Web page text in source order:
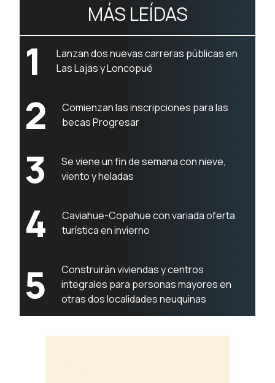
MÁS LEÍDAS
1
Lanzan dos nuevas carreras públicas en
Las Lajas y Loncopué
2
Comienzan las inscripciones para las
becas Progresar
3
Se viene un fin de semana con nieve,
viento y heladas
4
Caviahue-Copahue con variada oferta
turística en invierno
5
Construirán viviendas y centros
integrales para personas mayores en
otras dos localidades neuquinas